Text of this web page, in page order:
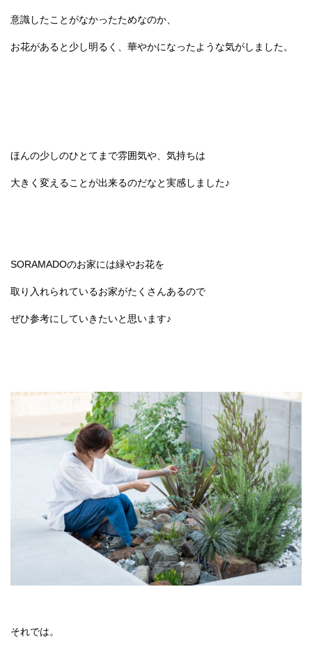
意識したことがなかったためなのか、
お花があると少し明るく、華やかになったような気がしました。
ほんの少しのひとてまで雰囲気や、気持ちは
大きく変えることが出来るのだなと実感しました♪
SORAMADOのお家には緑やお花を
取り入れられているお家がたくさんあるので
ぜひ参考にしていきたいと思います♪
それでは。